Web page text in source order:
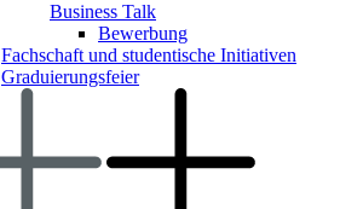
Business Talk
Bewerbung
Fachschaft und studentische Initiativen
Graduierungsfeier